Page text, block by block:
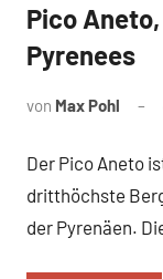
Pico
Pyrenees
von Max Pohl
Der Pico Aneto
dritthöchste
der Pyrenäen.